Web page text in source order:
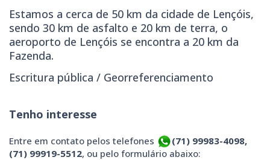
Estamos a cerca de 50 km da cidade de Lençóis,
sendo 30 km de asfalto e 20 km de terra, o
aeroporto de Lençóis se encontra a 20 km da
Fazenda.
Escritura pública / Georreferenciamento
Tenho interesse
Entre em contato pelos telefones
(71) 99983-4098,
(71) 99919-5512, ou pelo formulário abaixo: